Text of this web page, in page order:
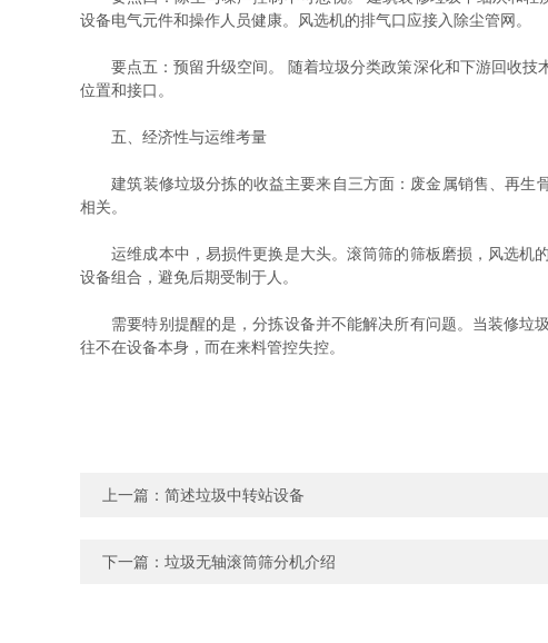
设备电气元件和操作人员健康。风选机的排气口应接入除尘管网。
要点五：预留升级空间。 随着垃圾分类政策深化和下游回收技
位置和接口。
五、经济性与运维考量
建筑装修垃圾分拣的收益主要来自三方面：废金属销售、再生
相关。
运维成本中，易损件更换是大头。滚筒筛的筛板磨损，风选机
设备组合，避免后期受制于人。
需要特别提醒的是，分拣设备并不能解决所有问题。当装修垃
往不在设备本身，而在来料管控失控。
上一篇： 简述垃圾中转站设备
下一篇： 垃圾无轴滚筒筛分机介绍